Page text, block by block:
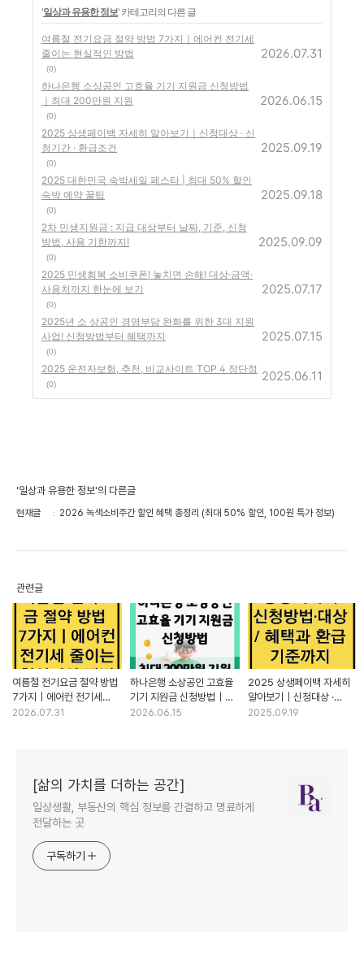
'일상과 유용한 정보' 카테고리의 다른 글
여름철 전기요금 절약 방법 7가지｜에어컨 전기세
줄이는 현실적인 방법
(0)
2026.07.31
하나은행 소상공인 고효율 기기 지원금 신청방법
｜최대 200만원 지원
(0)
2026.06.15
2025 상생페이백 자세히 알아보기｜신청대상 · 신
청기간 · 환급조건
(0)
2025.09.19
2025 대한민국 숙박세일 페스타 | 최대 50% 할인
숙박 예약 꿀팁
(0)
2025.09.18
2차 민생지원금 : 지급 대상부터 날짜, 기준, 신청
방법, 사용 기한까지!
(0)
2025.09.09
2025 민생회복 소비쿠폰! 놓치면 손해! 대상·금액·
사용처까지 한눈에 보기
(0)
2025.07.17
2025년 소 상공인 경영부담 완화를 위한 3대 지원
사업! 신청방법부터 혜택까지
(0)
2025.07.15
2025 운전자보험, 추천, 비교사이트 TOP 4 장단점
(0)
2025.06.11
'일상과 유용한 정보'의 다른글
현재글 2026 녹색소비주간 할인 혜택 총정리 (최대 50% 할인, 100원 특가 정보)
관련글
여름철 전기요금 절약 방법
7가지｜에어컨 전기세
줄이는 현실적인 방법
2026.07.31
하나은행 소상공인 고효율
기기 지원금 신청방법｜
최대 200만원 지원
2026.06.15
2025 상생페이백 자세히
알아보기｜신청대상 ·
신청기간 · 환급조건
2025.09.19
[삶의 가치를 더하는 공간]
일상생활, 부동산의 핵심 정보를 간결하고 명료하게
전달하는 곳
구독하기